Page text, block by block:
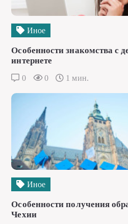
Иное
Особенности знакомства с
интернете
0 0 1 мин.
Иное
Особенности получения
Чехии